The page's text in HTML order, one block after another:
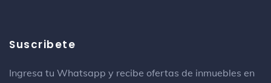
Suscribete
Ingresa tu Whatsapp y recibe ofertas de inmuebles en